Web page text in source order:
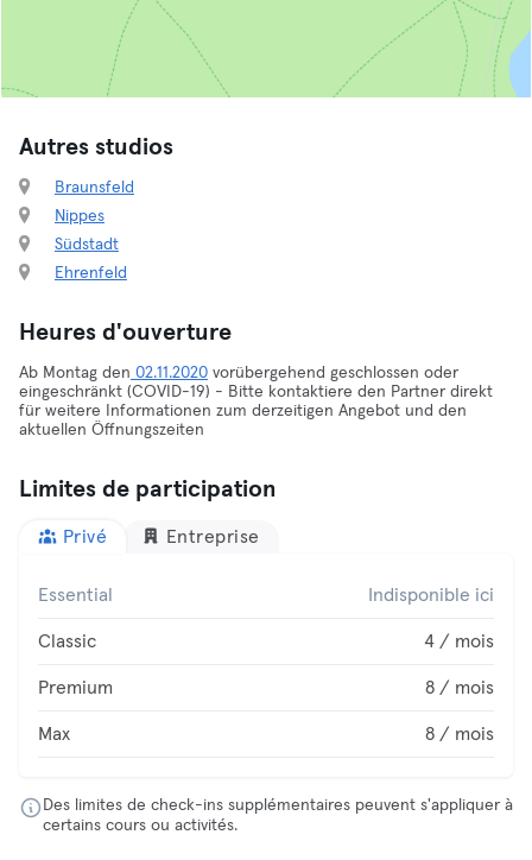
Autres studios
Braunsfeld
Nippes
Südstadt
Ehrenfeld
Heures d'ouverture
Ab Montag den 02.11.2020 vorübergehend geschlossen oder
eingeschränkt (COVID-19) - Bitte kontaktiere den Partner direkt
für weitere Informationen zum derzeitigen Angebot und den
aktuellen Öffnungszeiten
Limites de participation
Privé Entreprise
Essential Indisponible ici
Classic 4 / mois
Premium 8 / mois
Max 8 / mois
Des limites de check-ins supplémentaires peuvent s'appliquer à
certains cours ou activités.